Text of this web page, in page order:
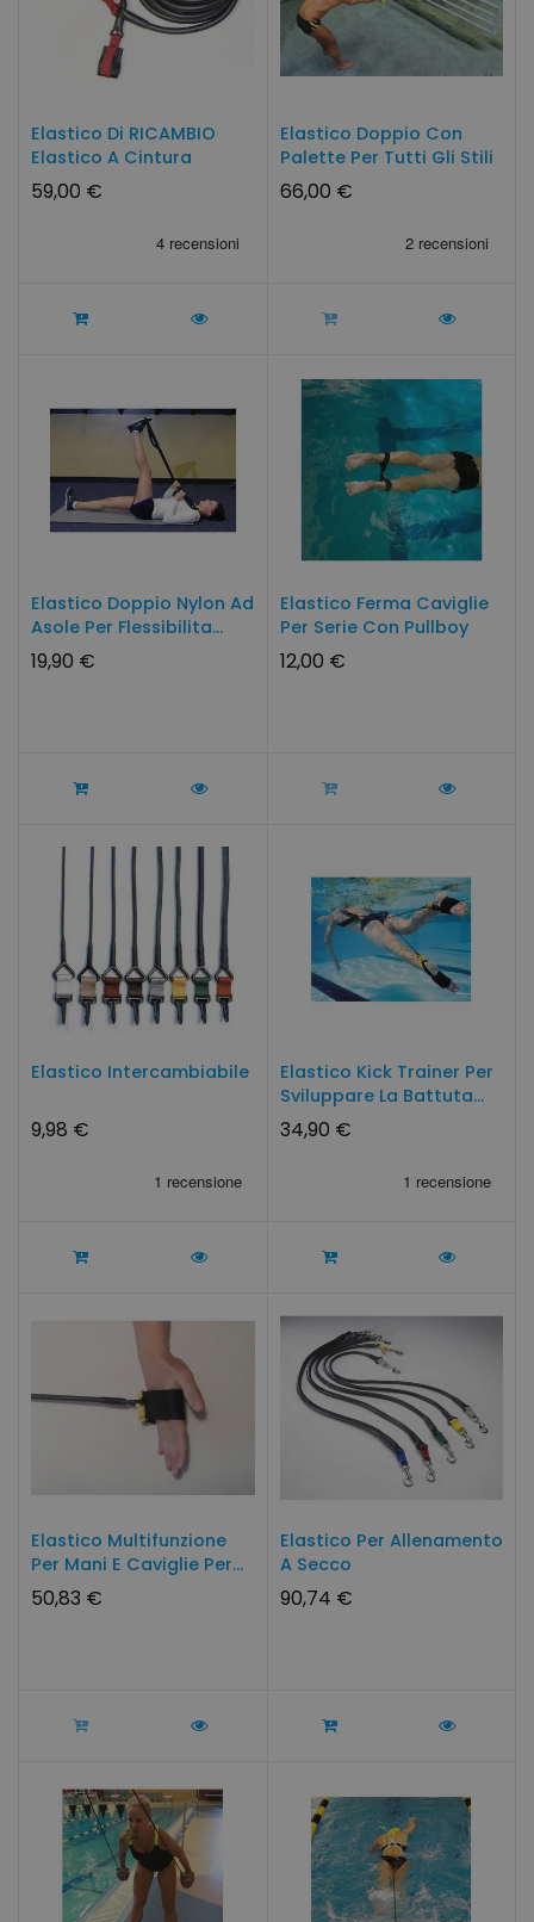
Elastico Di RICAMBIO
Elastico A Cintura
Lungo...
59,00 €
Elastico Doppio Con
Palette Per Tutti Gli Stili
66,00 €
Elastico Doppio Nylon Ad
Asole Per Flessibilita...
19,90 €
Elastico Ferma Caviglie
Per Serie Con Pullboy
12,00 €
Elastico Intercambiabile
9,98 €
Elastico Kick Trainer Per
Sviluppare La Battuta...
34,90 €
Elastico Multifunzione
Per Mani E Caviglie Per...
50,83 €
Elastico Per Allenamento
A Secco
90,74 €